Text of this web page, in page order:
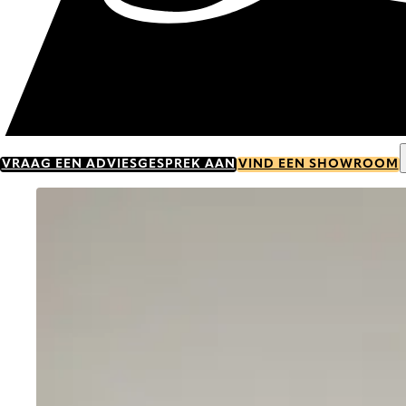
VRAAG EEN ADVIESGESPREK AAN VIND EEN SHOWROOM
Go to item 0